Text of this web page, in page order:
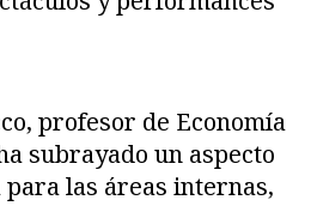
profesor de Economía
subrayado un aspecto
las áreas internas,